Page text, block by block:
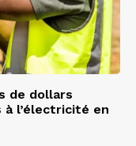
de dollars
à l’électricité en